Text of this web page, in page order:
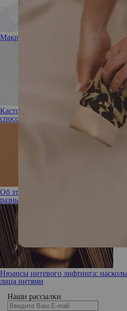
Макротекстурированные грудные
Касторовое масло и еще 15 средств
способы избавиться от проблемы
Об этом редко говорят: почему
разный результат у разных людей
Нюансы нитевого лифтинга:
лица нитями
Наши рассылки